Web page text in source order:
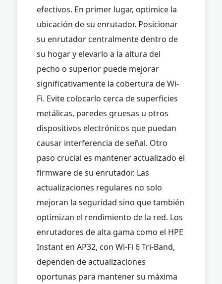
efectivos. En primer lugar, optimice la
ubicación de su enrutador. Posicionar
su enrutador centralmente dentro de
su hogar y elevarlo a la altura del
pecho o superior puede mejorar
significativamente la cobertura de Wi-
Fi. Evite colocarlo cerca de superficies
metálicas, paredes gruesas u otros
dispositivos electrónicos que puedan
causar interferencia de señal. Otro
paso crucial es mantener actualizado el
firmware de su enrutador. Las
actualizaciones regulares no solo
mejoran la seguridad sino que también
optimizan el rendimiento de la red. Los
enrutadores de alta gama como el HPE
Instant en AP32, con Wi-Fi 6 Tri-Band,
dependen de actualizaciones
oportunas para mantener su máxima